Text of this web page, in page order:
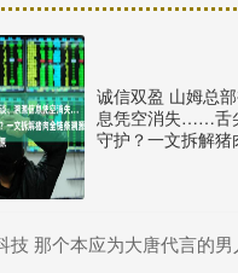
诚信双盈 山姆总
息凭空消失……舌
守护？一文拆解
那个本应为大唐代言的男人，为何活成了